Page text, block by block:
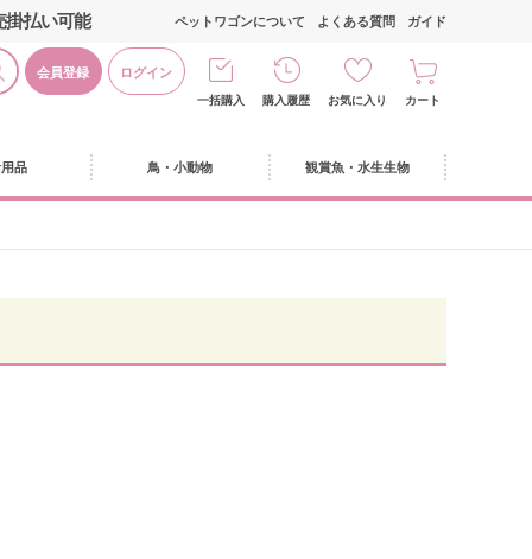
掛払い可能
会員登録 ログイン
ペットワゴンについて よくある質問 ガイド
一括購入 購入履歴 お気に入り カート
品 鳥・小動物 観賞魚・水生生物